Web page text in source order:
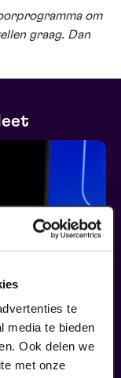
te
media te bieden
Ook delen we
met onze
om
graag. Dan